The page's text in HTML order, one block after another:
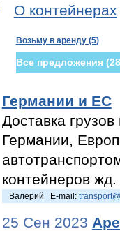
О контейнерах
Возьму в аренду (5)
Все предложения
Германии и ЕС
Доставка
Германии,
контейнеров жд.
Валерий E-mail:
25 Сен 2023